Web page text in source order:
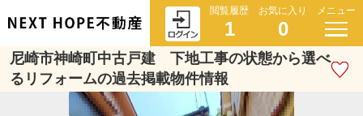
閲覧履歴
1
お気に入り
0
メニュー
尼崎市神崎町中古戸建 下地工事の状態から選べ
るリフォームの過去掲載物件情報